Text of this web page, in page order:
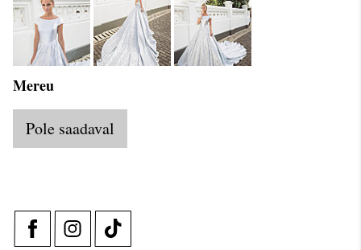
Mereu
Pole saadaval